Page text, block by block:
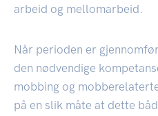
arbeid og mellomarbeid.
Når perioden er
den nødvendige
mobbing og
på en slik måte at dette